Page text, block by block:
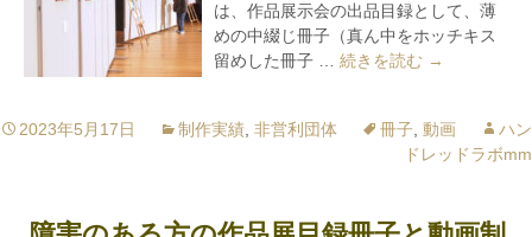
は、作品展示会の出品目録として、薄
めの中綴じ冊子（真ん中をホッチキス
留めした冊子 … 続きを読む 障害のある
→
2023年5月17日 制作実績 非営利団体 冊子 動画
ハン
ドレッドラボmm